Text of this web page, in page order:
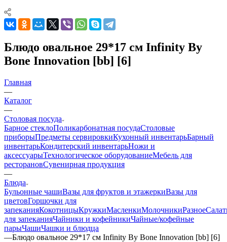
Блюдо овальное 29*17 см Infinity By
Bone Innovation [bb] [6]
Главная
—
Каталог
—
Столовая посуда
Барное стеклоПоликарбонатная посудаСтоловые
приборыПредметы сервировкиКухонный инвентарьБарный
инвентарьКондитерский инвентарьНожи и
аксессуарыТехнологическое оборудованиеМебель для
ресторановСувенирная продукция
—
Блюда
Бульонные чашиВазы для фруктов и этажеркиВазы для
цветовГоршочки для
запеканияКокотницыКружкиМасленкиМолочникиРазное
для запеканияЧайники и кофейникиЧайные/кофейные
парыЧашиЧашки и блюдца
—Блюдо овальное 29*17 см Infinity By Bone Innovation [bb] [6]